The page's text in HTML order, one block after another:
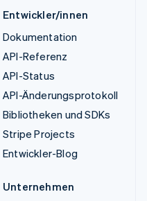
Entwickler/innen
Dokumentation
API-Referenz
API-Status
API-Änderungsprotokoll
Bibliotheken und SDKs
Stripe Projects
Entwickler-Blog
Unternehmen